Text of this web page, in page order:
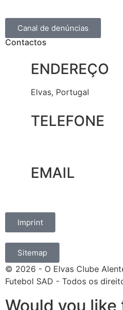
Canal de denúncias
Contactos
ENDEREÇO
Elvas, Portugal
TELEFONE
EMAIL
Imprint
Sitemap
© 2026 - O Elvas Clube
Futebol SAD - Todos os
Would you like